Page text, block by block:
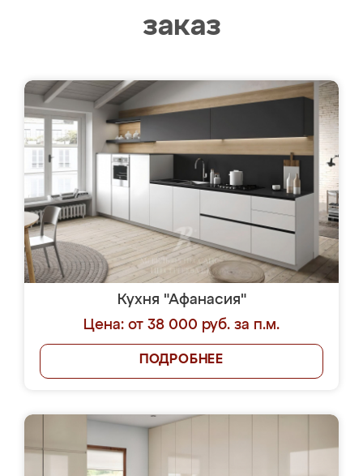
заказ
Кухня "Афанасия"
Цена: от 38 000 руб. за п.м.
ПОДРОБНЕЕ